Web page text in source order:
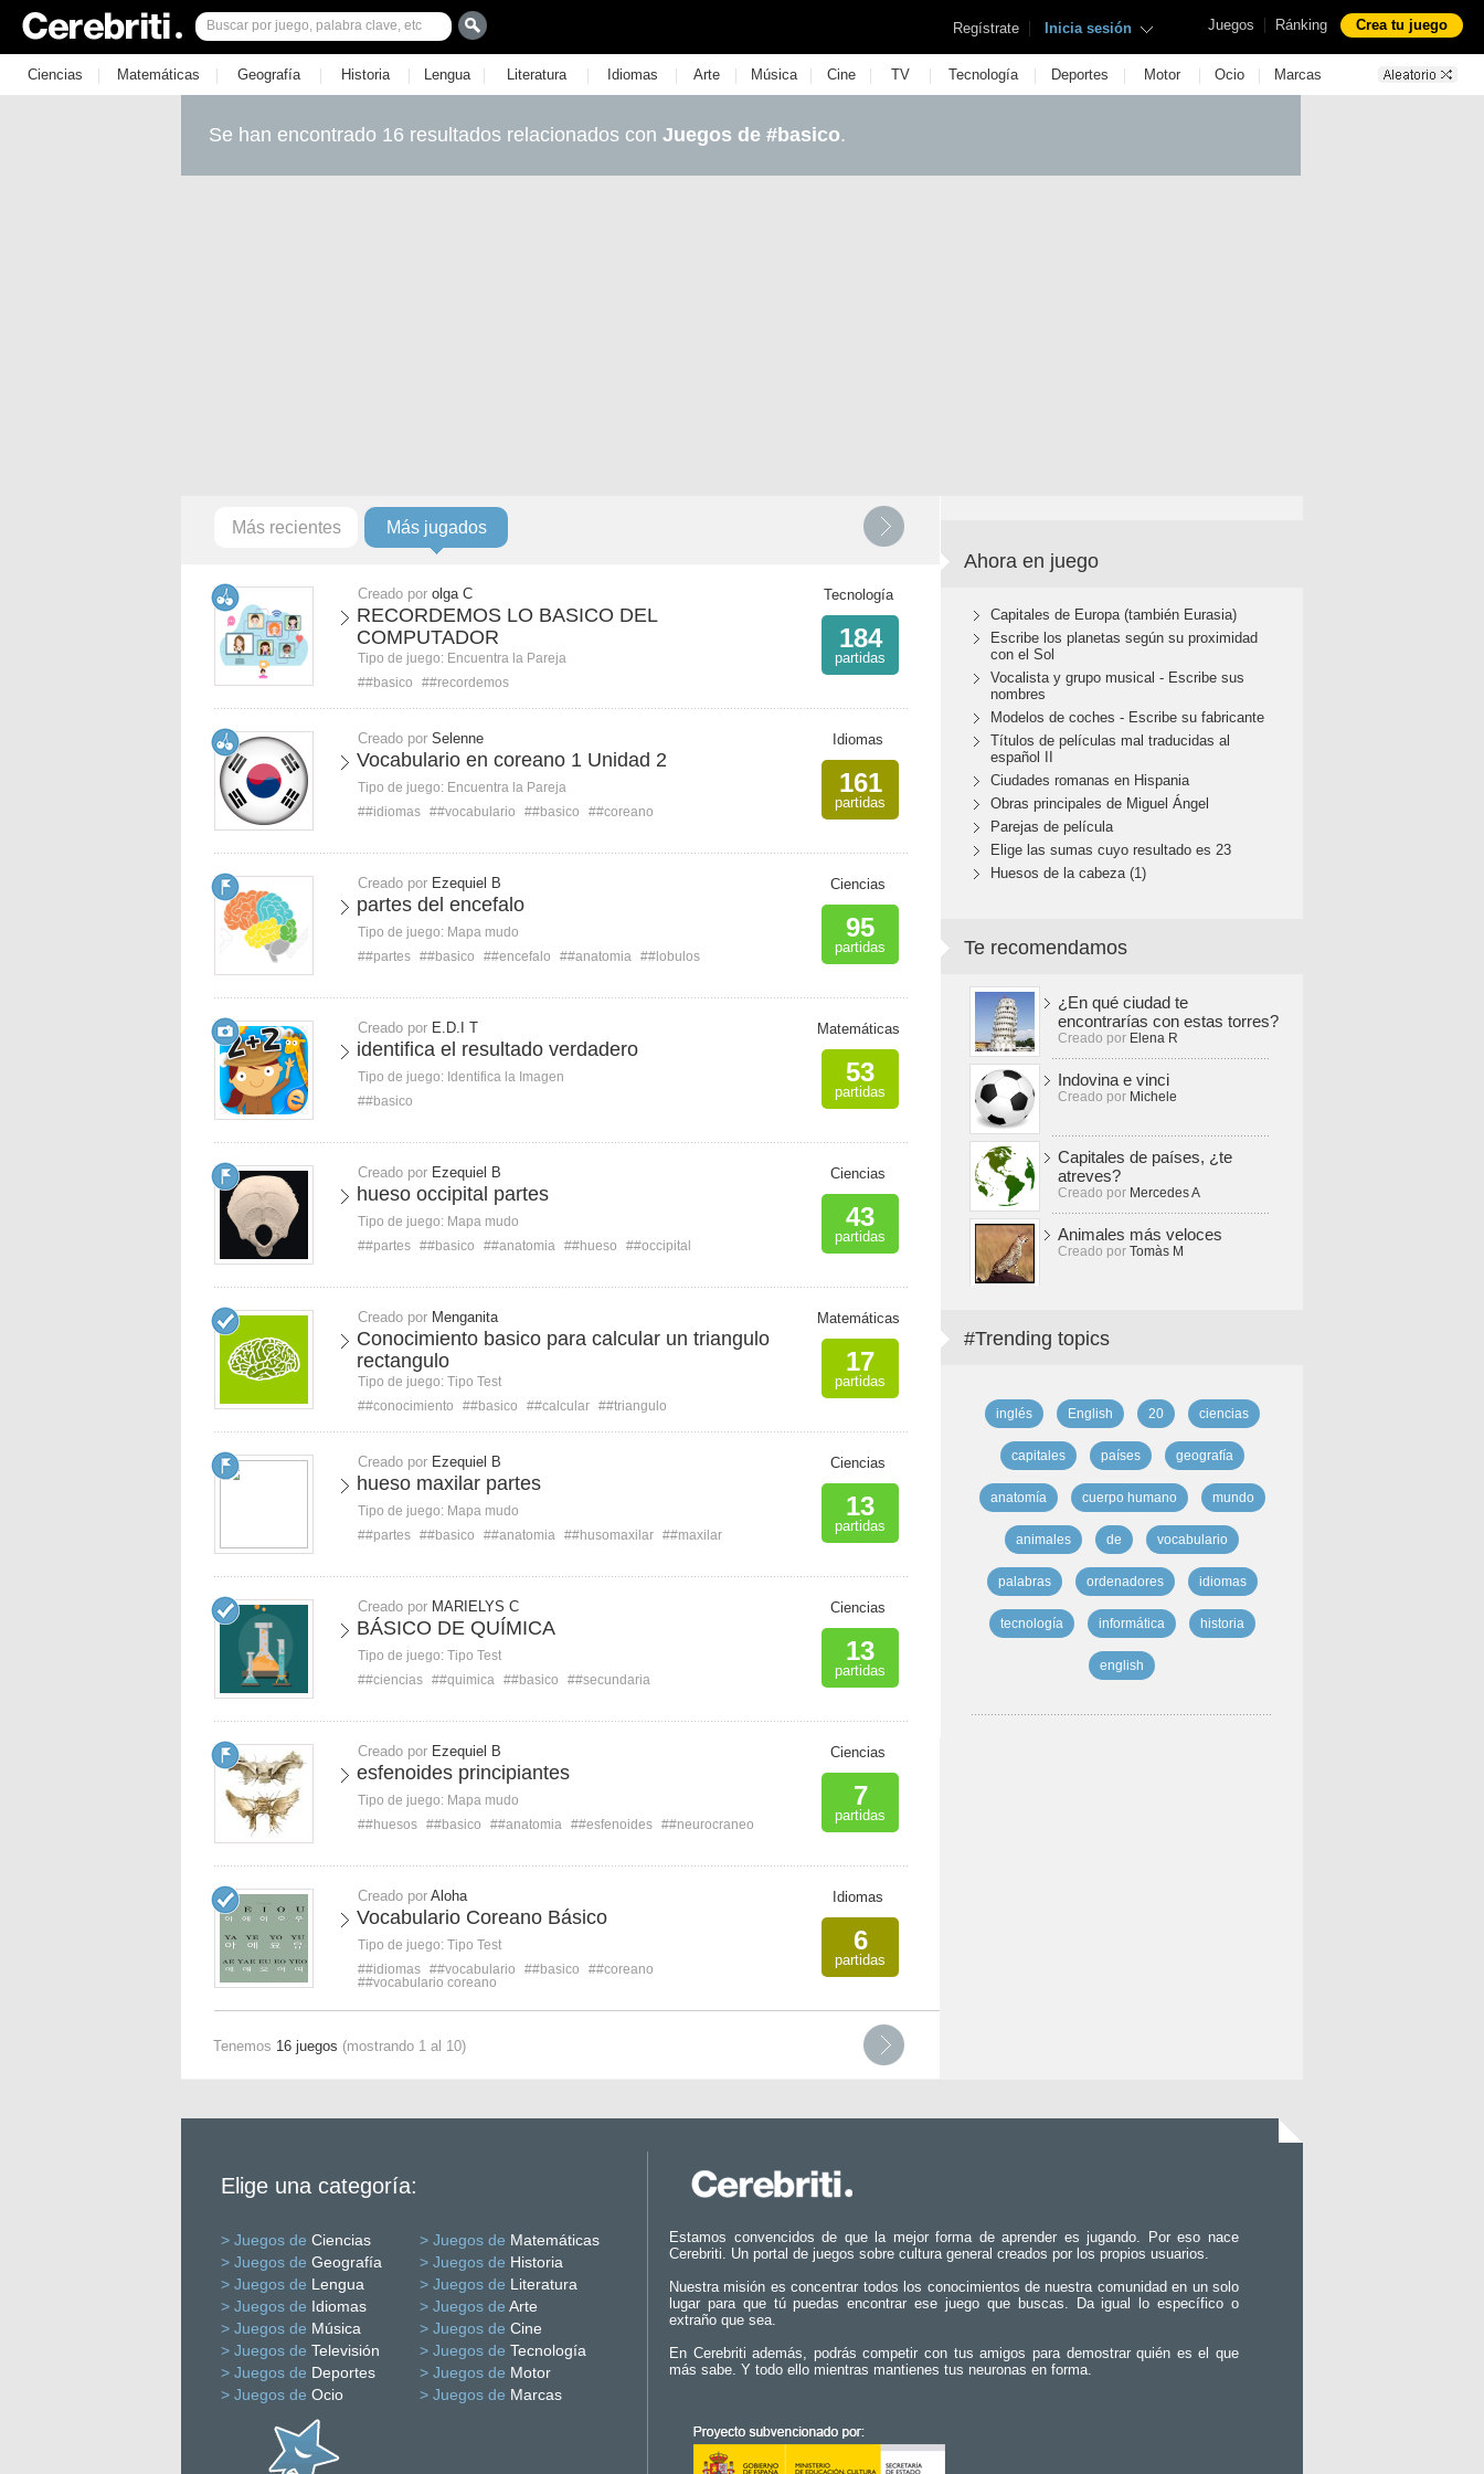
Juegos | Ránking Crea tu juego
Regístrate | Inicia sesión
Ciencias | Matemáticas | Geografía | Historia | Lengua | Literatura | Idiomas | Arte | Música | Cine | TV | Tecnología | Deportes | Motor | Ocio | Marcas
Se han encontrado 16 resultados relacionados con Juegos de #basico.
Más recientes Más jugados
Creado por olga C
RECORDEMOS LO BASICO DEL
COMPUTADOR
Tipo de juego: Encuentra la Pareja
##basico
##recordemos
Tecnología
184
partidas
Creado por Selenne
Vocabulario en coreano 1 Unidad 2
Tipo de juego: Encuentra la Pareja
##idiomas ##vocabulario ##basico ##coreano
Idiomas
161
partidas
Creado por Ezequiel B
partes del encefalo
Tipo de juego: Mapa mudo
##partes ##basico ##encefalo ##anatomia ##lobulos
Ciencias
95
partidas
Creado por E.D.I T
identifica el resultado verdadero
Tipo de juego: Identifica la Imagen
##basico
Matemáticas
53
partidas
Creado por Ezequiel B
hueso occipital partes
Tipo de juego: Mapa mudo
##partes ##basico ##anatomia ##hueso ##occipital
Ciencias
43
partidas
Creado por Menganita
Conocimiento basico para calcular un triangulo
rectangulo
Tipo de juego: Tipo Test
##conocimiento
##basico ##calcular ##triangulo
Matemáticas
17
partidas
Creado por Ezequiel B
hueso maxilar partes
Tipo de juego: Mapa mudo
##partes ##basico ##anatomia ##husomaxilar ##maxilar
Ciencias
13
partidas
Creado por MARIELYS C
BÁSICO DE QUÍMICA
Tipo de juego: Tipo Test
##ciencias ##quimica ##basico ##secundaria
Ciencias
13
partidas
Creado por Ezequiel B
esfenoides principiantes
Tipo de juego: Mapa mudo
##huesos ##basico ##anatomia ##esfenoides ##neurocraneo
Ciencias
7
partidas
Creado por Aloha
Vocabulario Coreano Básico
Tipo de juego: Tipo Test
##idiomas ##vocabulario ##basico
##coreano
##vocabulario coreano
Idiomas
6
partidas
Tenemos 16 juegos (mostrando 1 al 10)
Ahora en juego
Capitales de Europa (también Eurasia)
Escribe los planetas según su proximidad
con el Sol
Vocalista y grupo musical - Escribe sus
nombres
Modelos de coches - Escribe su fabricante
Títulos de películas mal traducidas al
español II
Ciudades romanas en Hispania
Obras principales de Miguel Ángel
Parejas de película
Elige las sumas cuyo resultado es 23
Huesos de la cabeza (1)
Te recomendamos
¿En qué ciudad te
encontrarías con estas torres?
Creado por Elena R
Indovina e vinci
Creado por Michele
Capitales de países, ¿te
atreves?
Creado por Mercedes A
Animales más veloces
Creado por Tomàs M
#Trending topics
inglés English 20 ciencias
capitales países geografía
anatomía cuerpo humano mundo
animales de vocabulario
palabras ordenadores idiomas
tecnología informática historia
english
Elige una categoría:
> Juegos de Ciencias > Juegos de Matemáticas
> Juegos de Geografía > Juegos de Historia
> Juegos de Lengua > Juegos de Literatura
> Juegos de Idiomas > Juegos de Arte
> Juegos de Música > Juegos de Cine
> Juegos de Televisión > Juegos de Tecnología
> Juegos de Deportes > Juegos de Motor
> Juegos de Ocio > Juegos de Marcas
Estamos convencidos de que la mejor forma de aprender es jugando. Por eso nace
Cerebriti. Un portal de juegos sobre cultura general creados por los propios usuarios.
Nuestra misión es concentrar todos los conocimientos de nuestra comunidad en un solo
lugar para que tú puedas encontrar ese juego que buscas. Da igual lo específico o
extraño que sea.
En Cerebriti además, podrás competir con tus amigos para demostrar quién es el que
más sabe. Y todo ello mientras mantienes tus neuronas en forma.